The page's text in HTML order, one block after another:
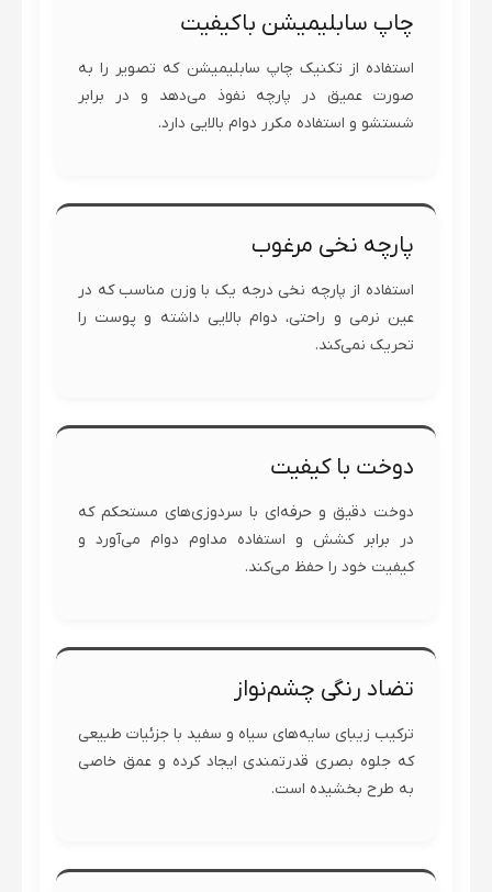
چاپ سابلیمیشن باکیفیت
استفاده از تکنیک چاپ سابلیمیشن که تصویر را به
صورت عمیق در پارچه نفوذ می‌دهد و در برابر
شستشو و استفاده مکرر دوام بالایی دارد.
پارچه نخی مرغوب
استفاده از پارچه نخی درجه یک با وزن مناسب که در
عین نرمی و راحتی، دوام بالایی داشته و پوست را
تحریک نمی‌کند.
دوخت با کیفیت
دوخت دقیق و حرفه‌ای با سردوزی‌های مستحکم که
در برابر کشش و استفاده مداوم دوام می‌آورد و
کیفیت خود را حفظ می‌کند.
تضاد رنگی چشم‌نواز
ترکیب زیبای سایه‌های سیاه و سفید با جزئیات طبیعی
که جلوه بصری قدرتمندی ایجاد کرده و عمق خاصی
به طرح بخشیده است.